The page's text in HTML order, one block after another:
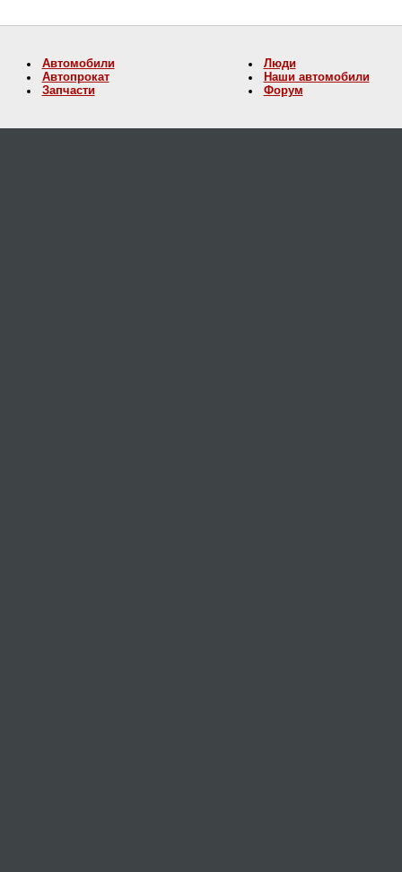
Автомобили
Автопрокат
Запчасти
Люди
Наши автомобили
Форум